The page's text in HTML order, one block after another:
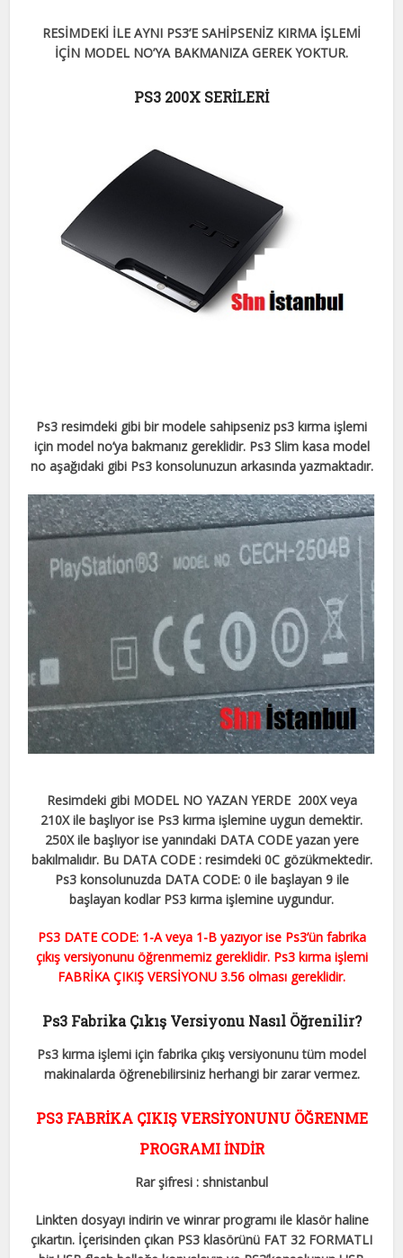
RESİMDEKİ İLE AYNI PS3’E SAHİPSENİZ KIRMA İŞLEMİ
İÇİN MODEL NO’YA BAKMANIZA GEREK YOKTUR.
PS3 200X SERİLERİ
Ps3 resimdeki gibi bir modele sahipseniz ps3 kırma işlemi
için model no’ya bakmanız gereklidir. Ps3 Slim kasa model
no aşağıdaki gibi Ps3 konsolunuzun arkasında yazmaktadır.
Resimdeki gibi MODEL NO YAZAN YERDE 200X veya
210X ile başlıyor ise Ps3 kırma işlemine uygun demektir.
250X ile başlıyor ise yanındaki DATA CODE yazan yere
bakılmalıdır. Bu DATA CODE : resimdeki 0C gözükmektedir.
Ps3 konsolunuzda DATA CODE: 0 ile başlayan 9 ile
başlayan kodlar PS3 kırma işlemine uygundur.
PS3 DATE CODE: 1-A veya 1-B yazıyor ise Ps3’ün fabrika
çıkış versiyonunu öğrenmemiz gereklidir. Ps3 kırma işlemi
FABRİKA ÇIKIŞ VERSİYONU 3.56 olması gereklidir.
Ps3 Fabrika Çıkış Versiyonu Nasıl Öğrenilir?
Ps3 kırma işlemi için fabrika çıkış versiyonunu tüm model
makinalarda öğrenebilirsiniz herhangi bir zarar vermez.
PS3 FABRİKA ÇIKIŞ VERSİYONUNU ÖĞRENME
PROGRAMI İNDİR
Rar şifresi : shnistanbul
Linkten dosyayı indirin ve winrar programı ile klasör haline
çıkartın. İçerisinden çıkan PS3 klasörünü FAT 32 FORMATLI